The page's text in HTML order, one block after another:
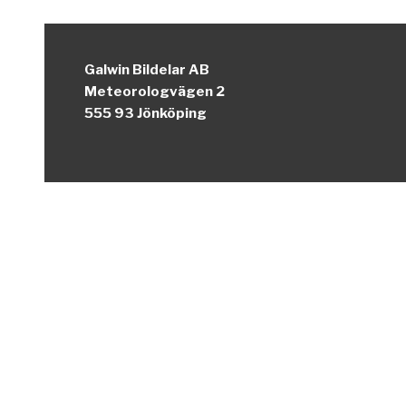
Galwin Bildelar AB
Meteorologvägen 2
555 93 Jönköping